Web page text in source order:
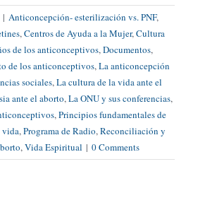
| Anticoncepción- esterilización vs. PNF,
, Centros de Ayuda a la Mujer, Cultura
de los anticonceptivos, Documentos,
de los anticonceptivos, La anticoncepción
sociales, La cultura de la vida ante el
ante el aborto, La ONU y sus conferencias,
, Principios fundamentales de
vida, Programa de Radio, Reconciliación y
, Vida Espiritual | 0 Comments